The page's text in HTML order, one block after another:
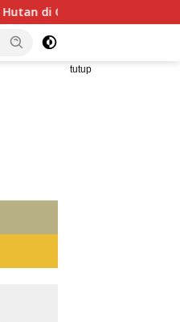
Wakapolri Dorong
tutup